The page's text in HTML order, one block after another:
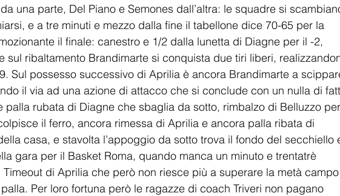
una parte, Del Piano e Semones dall’altra: le squadre si
e a tre minuti e mezzo dalla fine il tabellone dice 70-65 per la
il finale: canestro e 1/2 dalla lunetta di Diagne per il -2,
sul ribaltamento Brandimarte si conquista due tiri liberi,
Sul possesso successivo di Aprilia è ancora Brandimarte a
il via ad una azione di attacco che si conclude con un nulla di
palla rubata di Diagne che sbaglia da sotto, rimbalzo di Belluzzo per
il ferro, ancora rimessa di Aprilia e ancora palla ribata di
casa, e stavolta l’appoggio da sotto trova il fondo del secchiello
gara per il Basket Roma, quando manca un minuto e trentatrè
di Aprilia che però non riesce più a superare la metà
Per loro fortuna però le ragazze di coach Triveri non pagano